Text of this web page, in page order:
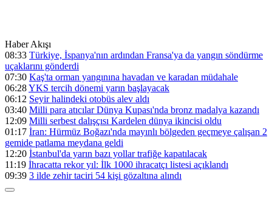
Haber Akışı
08:33 Türkiye, İspanya'nın ardından Fransa'ya da yangın söndürme
uçaklarını gönderdi
07:30 Kaş'ta orman yangınına havadan ve karadan müdahale
06:28YKS tercih dönemi yarın başlayacak
06:12 Seyir halindeki otobüs alev aldı
03:40 Milli para atıcılar Dünya Kupası'nda bronz madalya kazandı
12:09 Milli serbest dalışçısı Kardelen dünya ikincisi oldu
01:17 İran: Hürmüz Boğazı'nda mayınlı bölgeden geçmeye çalışan 2
gemide patlama meydana geldi
12:20 İstanbul'da yarın bazı yollar trafiğe kapatılacak
11:19 İhracatta rekor yıl: İlk 1000 ihracatçı listesi açıklandı
09:39 3 ilde zehir taciri 54 kişi gözaltına alındı